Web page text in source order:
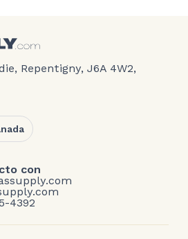
Repentigny, J6A 4W2,
con
4392